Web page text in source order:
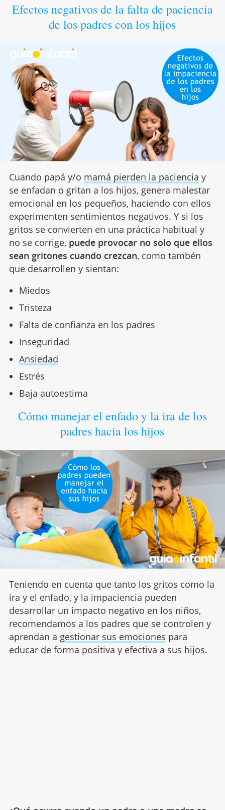
Efectos negativos de la falta de paciencia
de los padres con los hijos
Cuando papá y/o mamá pierden la paciencia y
se enfadan o gritan a los hijos, genera malestar
emocional en los pequeños, haciendo con ellos
experimenten sentimientos negativos. Y si los
gritos se convierten en una práctica habitual y
no se corrige, puede provocar no solo que ellos
sean gritones cuando crezcan, como tambén
que desarrollen y sientan:
Miedos
Tristeza
Falta de confianza en los padres
Inseguridad
Ansiedad
Estrés
Baja autoestima
Cómo manejar el enfado y la ira de los
padres hacia los hijos
Teniendo en cuenta que tanto los gritos como la
ira y el enfado, y la impaciencia pueden
desarrollar un impacto negativo en los niños,
recomendamos a los padres que se controlen y
aprendan a gestionar sus emociones para
educar de forma positiva y efectiva a sus hijos.